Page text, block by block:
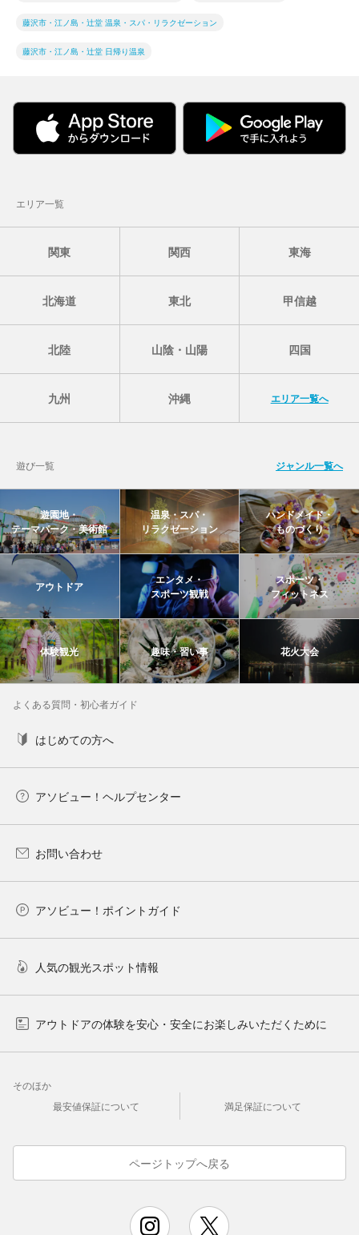
藤沢市・江ノ島・辻堂 温泉・スパ・リラクゼーション
藤沢市・江ノ島・辻堂 日帰り温泉
エリア一覧
関東 関西 東海
北海道 東北 甲信越
北陸 山陰・山陽 四国
九州 沖縄 エリア一覧へ
遊び一覧 ジャンル一覧へ
遊園地・
テーマパーク・美術館
温泉・スパ・
リラクゼーション
ハンドメイド・
ものづくり
アウトドア
エンタメ・
スポーツ観戦
スポーツ・
フィットネス
体験観光 趣味・習い事 花火大会
よくある質問・初心者ガイド
はじめての方へ
アソビュー！ヘルプセンター
お問い合わせ
アソビュー！ポイントガイド
人気の観光スポット情報
アウトドアの体験を安心・安全にお楽しみいただくために
そのほか
最安値保証について
満足保証について
ページトップへ戻る